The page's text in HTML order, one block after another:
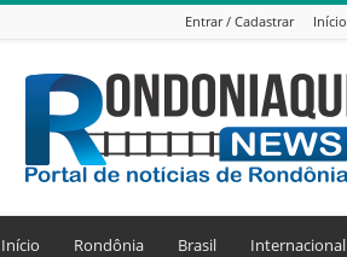
Entrar / Cadastrar Início
Jornal
Eletrônico
Rondoniaqui
News
Início Rondônia Brasil Internacional